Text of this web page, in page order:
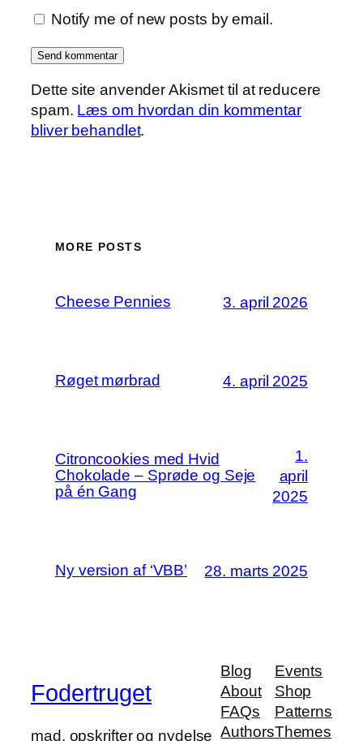
Notify me of new posts by email.
Dette site anvender Akismet til at reducere
spam. Læs om hvordan din kommentar
bliver behandlet.
MORE POSTS
Cheese Pennies 3. april 2026
Røget mørbrad 4. april 2025
Citroncookies med Hvid
Chokolade – Sprøde og Seje
på én Gang
1.
april
2025
Ny version af ‘VBB’ 28. marts 2025
Fodertruget
mad, opskrifter og nydelse
Blog
About
FAQs
Authors
Events
Shop
Patterns
Themes